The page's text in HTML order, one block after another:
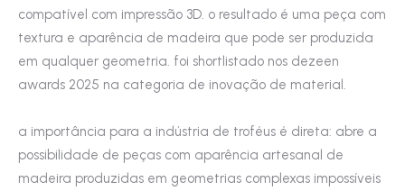
compatível com impressão 3D. o resultado é uma peça com
textura e aparência de madeira que pode ser produzida
em qualquer geometria. foi shortlistado nos dezeen
awards 2025 na categoria de inovação de material.
a importância para a indústria de troféus é direta: abre a
possibilidade de peças com aparência artesanal de
madeira produzidas em geometrias complexas impossíveis